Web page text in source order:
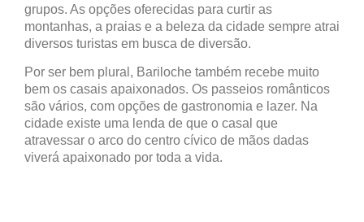
grupos. As opções oferecidas para curtir as
montanhas, a praias e a beleza da cidade sempre atrai
diversos turistas em busca de diversão.
Por ser bem plural, Bariloche também recebe muito
bem os casais apaixonados. Os passeios românticos
são vários, com opções de gastronomia e lazer. Na
cidade existe uma lenda de que o casal que
atravessar o arco do centro cívico de mãos dadas
viverá apaixonado por toda a vida.